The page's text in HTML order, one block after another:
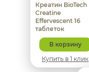
Креатин BioTech
Creatine
Effervescent 16
таблеток
В корзину
Купить в 1 клик